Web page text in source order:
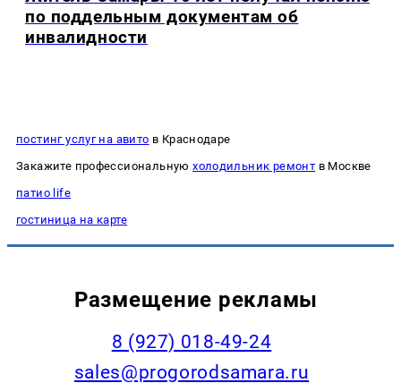
по поддельным документам об
инвалидности
постинг услуг на авито в Краснодаре
Закажите профессиональнуюхолодильник ремонт в Москве
патио life
гостиница на карте
Размещение рекламы
8 (927) 018-49-24
sales@progorodsamara.ru